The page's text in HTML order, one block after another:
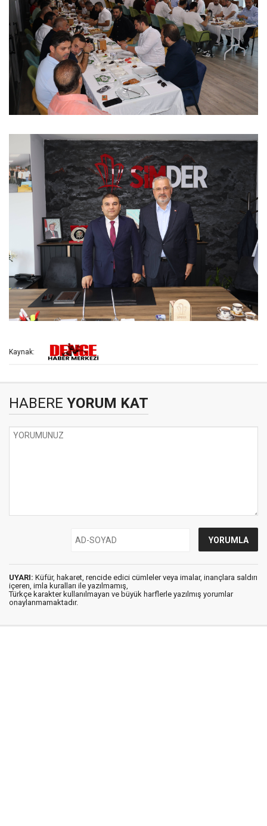
Kaynak:
HABERE YORUM KAT
UYARI: Küfür, hakaret, rencide edici cümleler veya imalar, inançlara saldırı
içeren, imla kuralları ile yazılmamış,
Türkçe karakter kullanılmayan ve büyük harflerle yazılmış yorumlar
onaylanmamaktadır.